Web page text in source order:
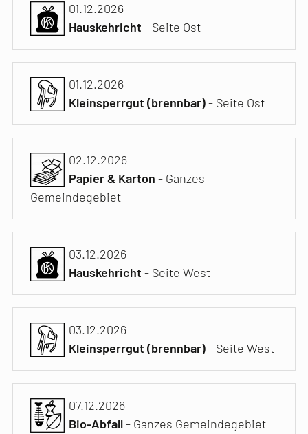
01.12.2026
Hauskehricht- Seite Ost
01.12.2026
Kleinsperrgut (brennbar)- Seite Ost
02.12.2026
Papier & Karton - Ganzes
Gemeindegebiet
03.12.2026
Hauskehricht- Seite West
03.12.2026
Kleinsperrgut (brennbar)- Seite West
07.12.2026
Bio-Abfall- Ganzes Gemeindegebiet